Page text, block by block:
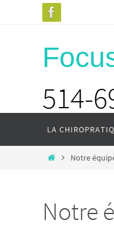
514-
content
LA
HomeNotre
Notre